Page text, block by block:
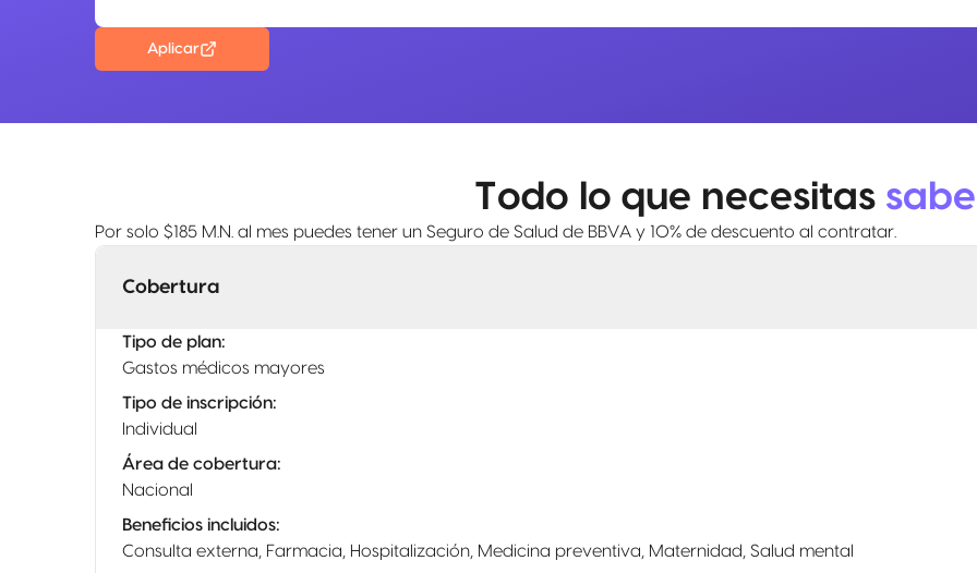
Aplicar
Todo lo que necesitas
Por solo $185 M.N. al mes puedes tener un Seguro de Salud de BBVA y 10% de descuento al contratar.
Cobertura
Tipo de plan:
Gastos médicos mayores
Tipo de inscripción:
Individual
Área de cobertura:
Nacional
Beneficios incluidos:
Consulta externa, Farmacia, Hospitalización, Medicina preventiva, Maternidad, Salud mental